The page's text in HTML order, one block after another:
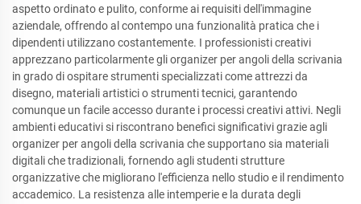
aspetto ordinato e pulito, conforme ai requisiti dell'immagine
aziendale, offrendo al contempo una funzionalità pratica che i
dipendenti utilizzano costantemente. I professionisti creativi
apprezzano particolarmente gli organizer per angoli della scrivania
in grado di ospitare strumenti specializzati come attrezzi da
disegno, materiali artistici o strumenti tecnici, garantendo
comunque un facile accesso durante i processi creativi attivi. Negli
ambienti educativi si riscontrano benefici significativi grazie agli
organizer per angoli della scrivania che supportano sia materiali
digitali che tradizionali, fornendo agli studenti strutture
organizzative che migliorano l'efficienza nello studio e il rendimento
accademico. La resistenza alle intemperie e la durata degli